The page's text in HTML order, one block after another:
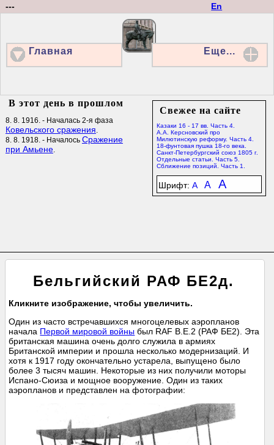
En
---
Главная Еще...
Свежее на сайте
Казаки 16 - 17 вв. Часть 4.
А.А. Керсновский про
Милютинскую реформу. Часть 4.
18-фунтовая пушка 18-го века.
Санкт-Петербургский союз 1805 г.
Отдельные статьи. Часть 5.
Сближение позиций. Часть 1.
Шрифт: A A A
В этот день в прошлом
8. 8. 1916. - Началась 2-я фаза
Ковельского сражения.
8. 8. 1918. - Началось Сражение
при Амьене.
Бельгийский РАФ БЕ2д.
Кликните изображение, чтобы увеличить.
Один из часто встречавшихся многоцелевых аэропланов
начала Первой мировой войны был RAF B.E.2 (РАФ БЕ2). Эта
британская машина очень долго служила в армиях
Британской империи и прошла несколько модернизаций. И
хотя к 1917 году окончательно устарела, выпущено было
более 3 тысяч машин. Некоторые из них получили моторы
Испано-Сюиза и мощное вооружение. Один из таких
аэропланов и представлен на фотографии: